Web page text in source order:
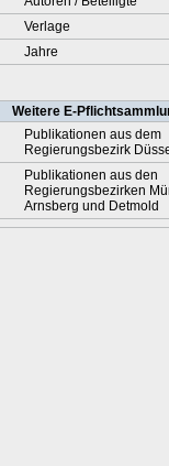
Verlage
Jahre
Weitere E-
Publikationen aus dem
Regierungsbezirk
Publikationen aus den
Regierungsbezirken
Arnsberg und Detmold